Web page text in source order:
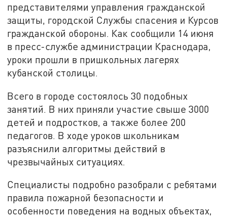
представителями управления гражданской
защиты, городской Службы спасения и Курсов
гражданской обороны. Как сообщили 14 июня
в пресс-службе администрации Краснодара,
уроки прошли в пришкольных лагерях
кубанской столицы.
Всего в городе состоялось 30 подобных
занятий. В них приняли участие свыше 3000
детей и подростков, а также более 200
педагогов. В ходе уроков школьникам
разъяснили алгоритмы действий в
чрезвычайных ситуациях.
Специалисты подробно разобрали с ребятами
правила пожарной безопасности и
особенности поведения на водных объектах,